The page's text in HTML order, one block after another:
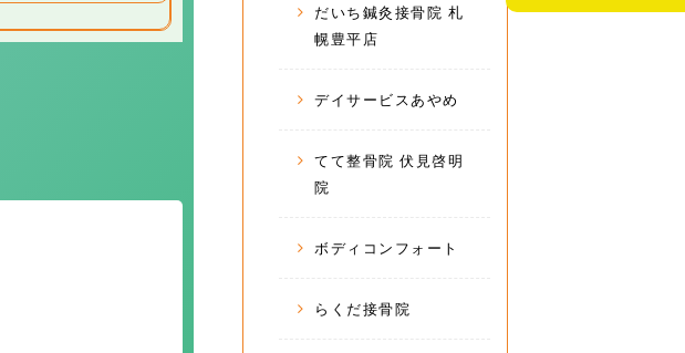
だいち鍼灸接骨院 札
幌豊平店
デイサービスあやめ
てて整骨院 伏見啓明
院
ボディコンフォート
らくだ接骨院